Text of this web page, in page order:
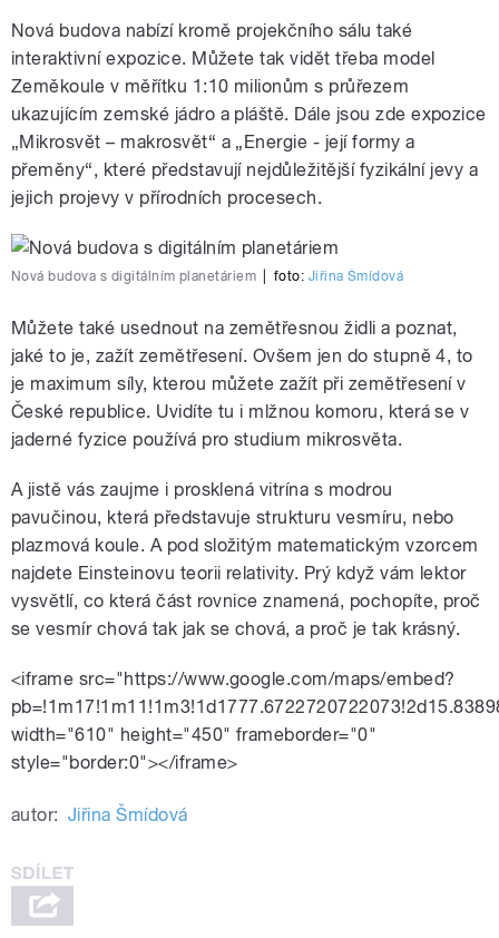
Nová budova nabízí kromě projekčního sálu také
interaktivní expozice. Můžete tak vidět třeba model
Zeměkoule v měřítku 1:10 milionům s průřezem
ukazujícím zemské jádro a pláště. Dále jsou zde expozice
„Mikrosvět – makrosvět“ a „Energie - její formy a
přeměny“, které představují nejdůležitější fyzikální jevy a
jejich projevy v přírodních procesech.
Nová budova s digitálním planetáriem foto: Jiřina Šmídová
Můžete také usednout na zemětřesnou židli a poznat,
jaké to je, zažít zemětřesení. Ovšem jen do stupně 4, to
je maximum síly, kterou můžete zažít při zemětřesení v
České republice. Uvidíte tu i mlžnou komoru, která se v
jaderné fyzice používá pro studium mikrosvěta.
A jistě vás zaujme i prosklená vitrína s modrou
pavučinou, která představuje strukturu vesmíru, nebo
plazmová koule. A pod složitým matematickým vzorcem
najdete Einsteinovu teorii relativity. Prý když vám lektor
vysvětlí, co která část rovnice znamená, pochopíte, proč
se vesmír chová tak jak se chová, a proč je tak krásný.
<iframe src="https://www.google.com/maps/embed?
width="610" height="450" frameborder="0"
style="border:0"></iframe>
autor: Jiřina Šmídová